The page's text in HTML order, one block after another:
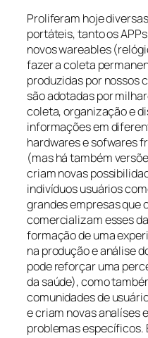
Proliferam hoje
portáteis, tanto os
novos wareables
fazer a coleta
produzidas por nossos
são adotadas por
coleta, organização e
informações em
hardwares e sofwares
(mas há também
criam novas
indivíduos usuários
grandes empresas que
comercializam esses
formação de uma
na produção e análise
pode reforçar uma
da saúde), como
comunidades de
e criam novas analíses
problemas específicos.